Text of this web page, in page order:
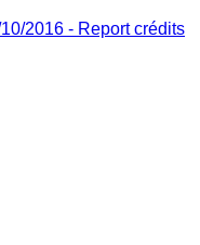
2016 - Report crédits